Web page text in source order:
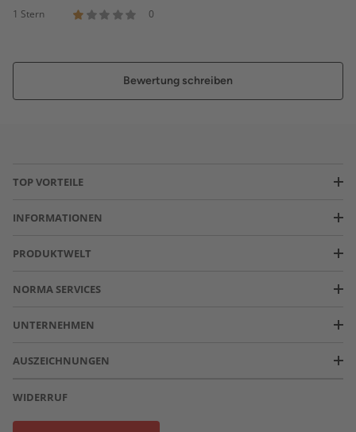
1 Stern
0
Bewertung schreiben
TOP VORTEILE
INFORMATIONEN
PRODUKTWELT
NORMA SERVICES
UNTERNEHMEN
AUSZEICHNUNGEN
WIDERRUF